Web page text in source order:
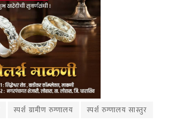
स्पर्श ग्रामीण रुग्णालय स्पर्श रुग्णालय सास्तुर